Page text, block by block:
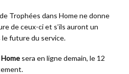
Trophées dans Home ne donne
de ceux-ci et s’ils auront un
le future du service.
sera en ligne demain, le 12